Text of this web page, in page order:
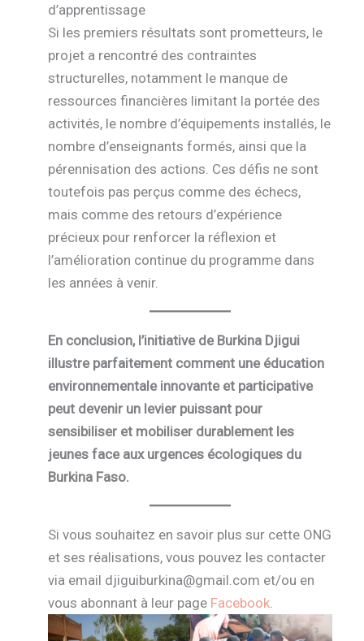
d’apprentissage
Si les premiers résultats sont prometteurs, le
projet a rencontré des contraintes
structurelles, notamment le manque de
ressources financières limitant la portée des
activités, le nombre d’équipements installés, le
nombre d’enseignants formés, ainsi que la
pérennisation des actions. Ces défis ne sont
toutefois pas perçus comme des échecs,
mais comme des retours d’expérience
précieux pour renforcer la réflexion et
l’amélioration continue du programme dans
les années à venir.
En conclusion, l’initiative de Burkina Djigui
illustre parfaitement comment une éducation
environnementale innovante et participative
peut devenir un levier puissant pour
sensibiliser et mobiliser durablement les
jeunes face aux urgences écologiques du
Burkina Faso.
Si vous souhaitez en savoir plus sur cette ONG
et ses réalisations, vous pouvez les contacter
via email djiguiburkina@gmail.com et/ou en
vous abonnant à leur page Facebook